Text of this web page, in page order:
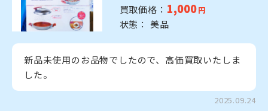
買取価格： 1,000 円
状態： 美品
新品未使用のお品物でしたので、高価買取いたしま
した。
2025.09.24